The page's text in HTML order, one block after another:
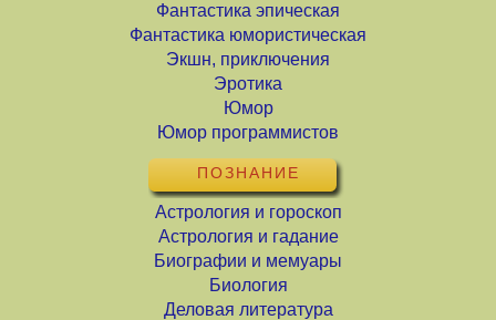
Фантастика эпическая
Фантастика юмористическая
Экшн, приключения
Эротика
Юмор
Юмор программистов
ПОЗНАНИЕ
Астрология и гороскоп
Астрология и гадание
Биографии и мемуары
Биология
Деловая литература